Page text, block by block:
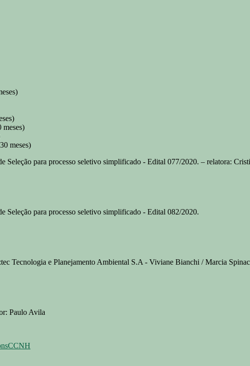
meses)
meses)
Seleção para processo seletivo simplificado - Edital 077/2020. – relatora:
Seleção para processo seletivo simplificado - Edital 082/2020.
Tecnologia e Planejamento Ambiental S.A - Viviane Bianchi / Marcia
Paulo Avila